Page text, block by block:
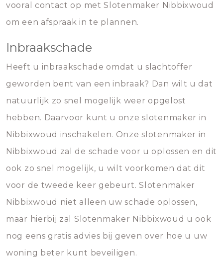
vooral contact op met Slotenmaker Nibbixwoud
om een afspraak in te plannen.
Inbraakschade
Heeft u inbraakschade omdat u slachtoffer
geworden bent van een inbraak? Dan wilt u dat
natuurlijk zo snel mogelijk weer opgelost
hebben. Daarvoor kunt u onze slotenmaker in
Nibbixwoud inschakelen. Onze slotenmaker in
Nibbixwoud zal de schade voor u oplossen en dit
ook zo snel mogelijk, u wilt voorkomen dat dit
voor de tweede keer gebeurt. Slotenmaker
Nibbixwoud niet alleen uw schade oplossen,
maar hierbij zal Slotenmaker Nibbixwoud u ook
nog eens gratis advies bij geven over hoe u uw
woning beter kunt beveiligen.